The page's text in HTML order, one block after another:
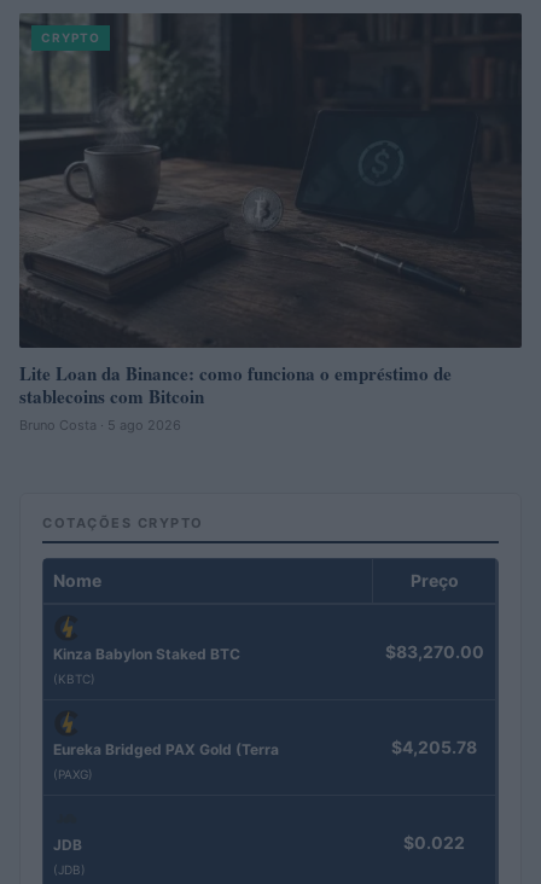
CRYPTO
Lite Loan da Binance: como funciona o empréstimo de
stablecoins com Bitcoin
Bruno Costa · 5 ago 2026
COTAÇÕES CRYPTO
Nome Preço
Kinza Babylon Staked BTC
(KBTC)
$83,270.00
Eureka Bridged PAX Gold (Terra
(PAXG)
$4,205.78
JDB
(JDB)
$0.022